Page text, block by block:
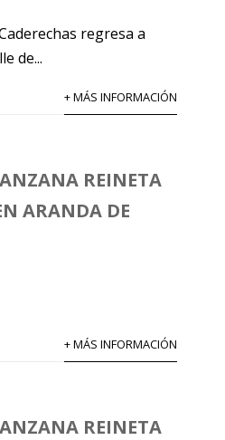
regresa a
de...
+ MÁS INFORMACIÓN
REINETA
ARANDA DE
+ MÁS INFORMACIÓN
REINETA